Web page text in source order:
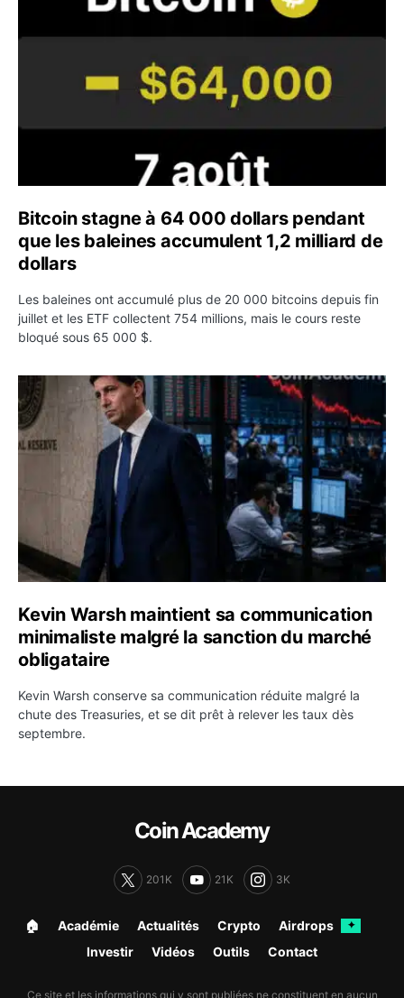
Bitcoin stagne à 64 000 dollars pendant
que les baleines accumulent 1,2 milliard de
dollars
Les baleines ont accumulé plus de 20 000 bitcoins depuis fin
juillet et les ETF collectent 754 millions, mais le cours reste
bloqué sous 65 000 $.
Kevin Warsh maintient sa communication minimaliste
Kevin Warsh maintient sa communication
minimaliste malgré la sanction du marché
obligataire
Kevin Warsh conserve sa communication réduite malgré la
chute des Treasuries, et se dit prêt à relever les taux dès
septembre.
Coin Academy
201K 21K 3K
🏠︎ Académie Actualités Crypto Airdrops ✦
Investir Vidéos Outils Contact
Ce site et les informations qui y sont publiées ne constituent en aucun